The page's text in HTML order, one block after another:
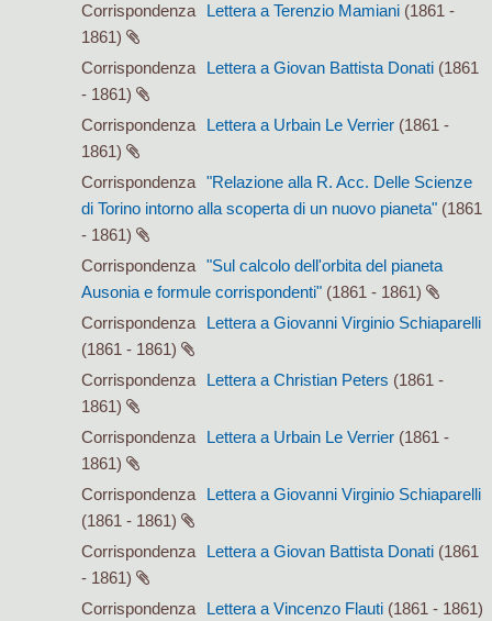
Corrispondenza
Lettera a Terenzio Mamiani (1861 -
1861)
Corrispondenza
Lettera a Giovan Battista Donati (1861
- 1861)
Corrispondenza
Lettera a Urbain Le Verrier (1861 -
1861)
Corrispondenza
"Relazione alla R. Acc. Delle Scienze
di Torino intorno alla scoperta di un nuovo pianeta" (1861
- 1861)
Corrispondenza
"Sul calcolo dell'orbita del pianeta
Ausonia e formule corrispondenti" (1861 - 1861)
Corrispondenza
Lettera a Giovanni Virginio Schiaparelli
(1861 - 1861)
Corrispondenza
Lettera a Christian Peters (1861 -
1861)
Corrispondenza
Lettera a Urbain Le Verrier (1861 -
1861)
Corrispondenza
Lettera a Giovanni Virginio Schiaparelli
(1861 - 1861)
Corrispondenza
Lettera a Giovan Battista Donati (1861
- 1861)
Corrispondenza
Lettera a Vincenzo Flauti (1861 - 1861)